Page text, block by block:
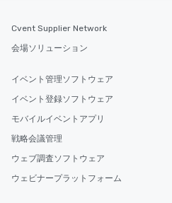
Cvent Supplier Network
会場ソリューション
イベント管理ソフトウェア
イベント登録ソフトウェア
モバイルイベントアプリ
戦略会議管理
ウェブ調査ソフトウェア
ウェビナープラットフォーム